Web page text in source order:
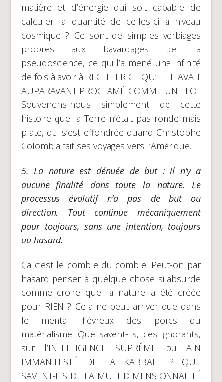
matière et d’énergie qui soit capable de
calculer la quantité de celles-ci à niveau
cosmique ? Ce sont de simples verbiages
propres aux bavardages de la
pseudoscience, ce qui l’a mené une infinité
de fois à avoir à RECTIFIER CE QU’ELLE AVAIT
AUPARAVANT PROCLAMÉ COMME UNE LOI.
Souvenons-nous simplement de cette
histoire que la Terre n’était pas ronde mais
plate, qui s’est effondrée quand Christophe
Colomb a fait ses voyages vers l’Amérique.
5.La nature est dénuée de but :il n’y a
aucune finalité dans toute la nature. Le
processus évolutif n’a pas de but ou
direction. Tout continue mécaniquement
pour toujours, sans une intention, toujours
au hasard.
Ça c’est le comble du comble. Peut-on par
hasard penser à quelque chose si absurde
comme croire que la nature a été créée
pour RIEN ? Cela ne peut arriver que dans
le mental fiévreux des porcs du
matérialisme. Que savent-ils, ces ignorants,
sur l’INTELLIGENCE SUPRÊME ou AIN
IMMANIFESTÉ DE LA KABBALE ? QUE
SAVENT-ILS DE LA MULTIDIMENSIONNALITÉ